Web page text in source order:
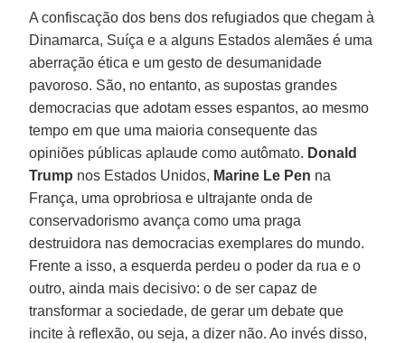
A confiscação dos bens dos refugiados que chegam à
Dinamarca, Suíça e a alguns Estados alemães é uma
aberração ética e um gesto de desumanidade
pavoroso. São, no entanto, as supostas grandes
democracias que adotam esses espantos, ao mesmo
tempo em que uma maioria consequente das
opiniões públicas aplaude como autômato. Donald
Trump nos Estados Unidos, Marine Le Pen na
França, uma oprobriosa e ultrajante onda de
conservadorismo avança como uma praga
destruidora nas democracias exemplares do mundo.
Frente a isso, a esquerda perdeu o poder da rua e o
outro, ainda mais decisivo: o de ser capaz de
transformar a sociedade, de gerar um debate que
incite à reflexão, ou seja, a dizer não. Ao invés disso,